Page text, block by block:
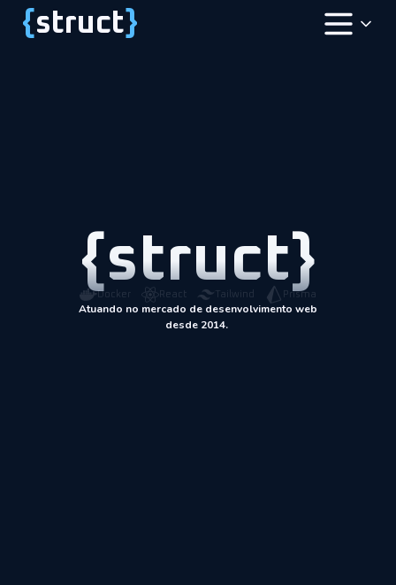
{ struct}
{struct}
Atuando no mercado de desenvolvimento web
desde 2014.